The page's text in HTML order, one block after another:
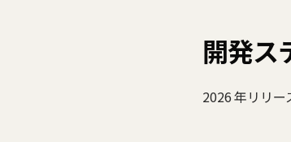
開発ス
2026 年リリー